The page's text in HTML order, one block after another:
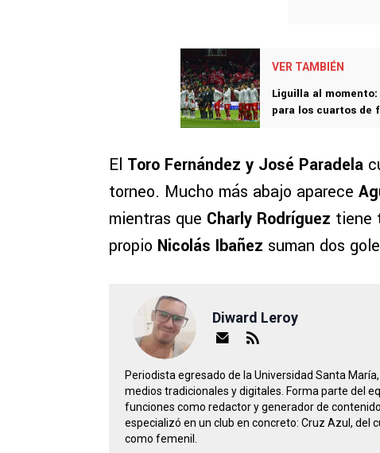
VER TAMBIÉN
Liguilla al
para los cuartos de
El Toro Fernández y José Paradela
torneo. Mucho más abajo aparece
mientras que Charly Rodríguez tiene
propio Nicolás Ibañez suman dos
Diward Leroy
Periodista egresado de la Universidad Santa
medios tradicionales y digitales. Forma parte del
funciones como redactor y generador de
especializó en un club en concreto: Cruz Azul, del
como femenil.